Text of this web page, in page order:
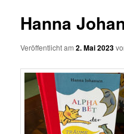
Hanna
Veröffentlicht am2. Mai 2023